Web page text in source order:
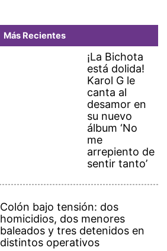
Más Recientes
¡La Bichota
está dolida!
Karol G le
canta al
desamor en
su nuevo
álbum ‘No
me
arrepiento de
sentir tanto’
Colón bajo tensión: dos
homicidios, dos menores
baleados y tres detenidos en
distintos operativos